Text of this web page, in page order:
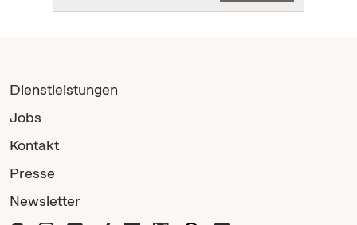
Dienstleistungen
Jobs
Kontakt
Presse
Newsletter